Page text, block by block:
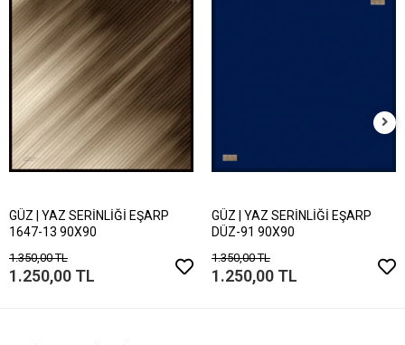
GÜZ | YAZ SERİNLİĞİ EŞARP
1647-13 90X90
1.350,00 TL
1.250,00 TL
GÜZ | YAZ SERİNLİĞİ EŞARP
DÜZ-91 90X90
1.350,00 TL
1.250,00 TL